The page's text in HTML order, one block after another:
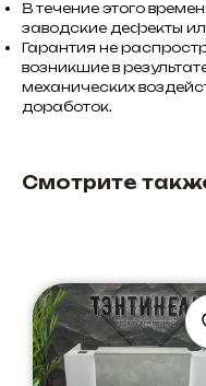
В течение этого
заводские дефекты
Гарантия не
возникшие в
механических
доработок.
Смотрите